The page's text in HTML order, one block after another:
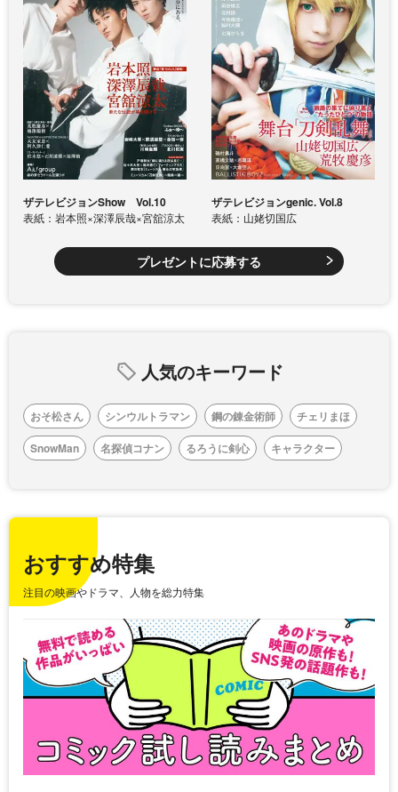
ザテレビジョンShow Vol.10
表紙：岩本照×深澤辰哉×宮舘涼太
ザテレビジョンgenic. Vol.8
表紙：山姥切国広
プレゼントに応募する
人気のキーワード
おそ松さん シンウルトラマン 鋼の錬金術師
チェリまほ
SnowMan
名探偵コナン るろうに剣心 キャラクター
おすすめ特集
注目の映画やドラマ、人物を総力特集